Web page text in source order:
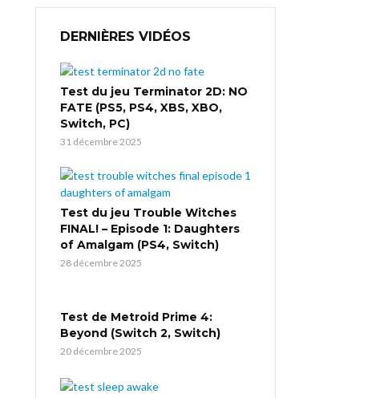
DERNIÈRES VIDÉOS
Test du jeu Terminator 2D: NO
FATE (PS5, PS4, XBS, XBO,
Switch, PC)
31 décembre 2025
Test du jeu Trouble Witches
FINAL! – Episode 1: Daughters
of Amalgam (PS4, Switch)
28 décembre 2025
Test de Metroid Prime 4:
Beyond (Switch 2, Switch)
20 décembre 2025